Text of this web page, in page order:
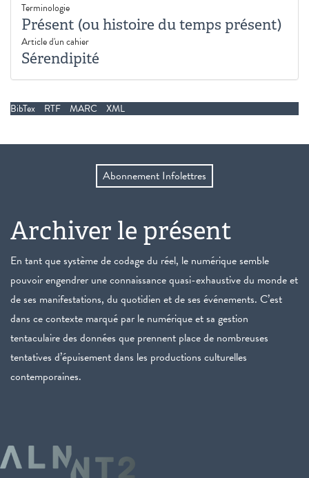
Terminologie
Présent (ou histoire du temps présent)
Article d'un cahier
Sérendipité
BibTex RTF MARC XML
Abonnement Infolettres
Archiver le présent
En tant que système de codage du réel, le numérique semble
pouvoir engendrer une connaissance quasi-exhaustive du monde et
de ses manifestations, du quotidien et de ses événements. C’est
dans ce contexte marqué par le numérique et sa gestion
tentaculaire des données que prennent place de nombreuses
tentatives d’épuisement dans les productions culturelles
contemporaines.